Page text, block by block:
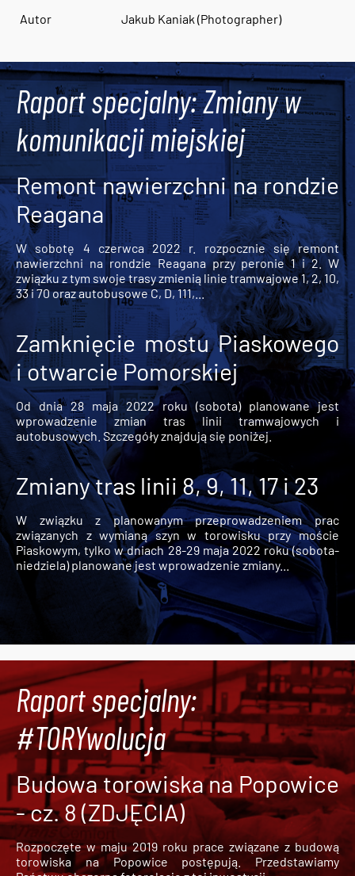
Autor Jakub Kaniak (Photographer)
Raport specjalny: Zmiany w
komunikacji miejskiej
Remont nawierzchni na rondzie
Reagana
W sobotę 4 czerwca 2022 r. rozpocznie się remont
nawierzchni na rondzie Reagana przy peronie 1 i 2. W
związku z tym swoje trasy zmienią linie tramwajowe 1, 2, 10,
33 i 70 oraz autobusowe C, D, 111,...
Zamknięcie mostu Piaskowego
i otwarcie Pomorskiej
Od dnia 28 maja 2022 roku (sobota) planowane jest
wprowadzenie zmian tras linii tramwajowych i
autobusowych. Szczegóły znajdują się poniżej.
Zmiany tras linii 8, 9, 11, 17 i 23
W związku z planowanym przeprowadzeniem prac
związanych z wymianą szyn w torowisku przy moście
Piaskowym, tylko w dniach 28-29 maja 2022 roku (sobota-
niedziela) planowane jest wprowadzenie zmiany...
Raport specjalny:
#TORYwolucja
Budowa torowiska na Popowice
- cz. 8 (ZDJĘCIA)
Rozpoczęte w maju 2019 roku prace związane z budową
torowiska na Popowice
postępują. Przedstawiamy